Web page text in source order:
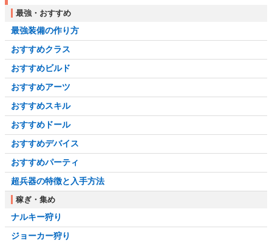
最強・おすすめ
最強装備の作り方
おすすめクラス
おすすめビルド
おすすめアーツ
おすすめスキル
おすすめドール
おすすめデバイス
おすすめパーティ
超兵器の特徴と入手方法
稼ぎ・集め
ナルキー狩り
ジョーカー狩り